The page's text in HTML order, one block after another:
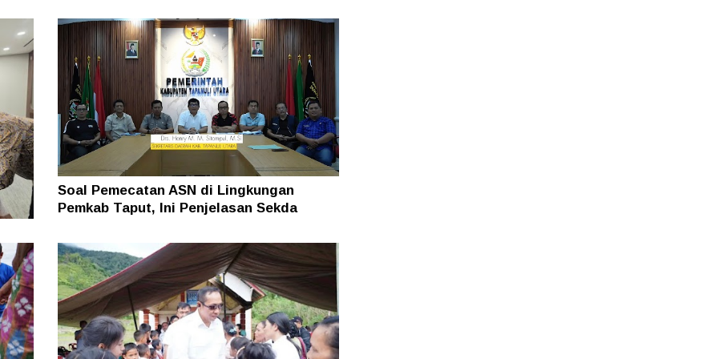
Dugaan Pengrusakan Bangunan Rugikan
Ratusan Juta Dilaporkan ke Polres Dairi,
Kuasa Hukum Minta Pelaku Diusut
Soal Pemecatan ASN di Lingkungan
Pemkab Taput, Ini Penjelasan Sekda